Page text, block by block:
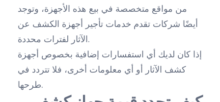
من مواقع متخصصة في بيع هذه الأجهزة، وتوجد
أيضًا شركات تقدم خدمات تأجير أجهزة الكشف عن
الآثار لفترات محددة.
إذا كان لديك أي استفسارات إضافية بخصوص أجهزة
كشف الآثار أو أي معلومات أخرى، فلا تتردد في
طرحها.